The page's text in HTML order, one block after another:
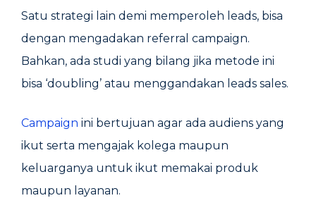
Satu strategi lain demi memperoleh leads, bisa
dengan mengadakan referral campaign.
Bahkan, ada studi yang bilang jika metode ini
bisa ‘doubling’ atau menggandakan leads sales.
Campaign ini bertujuan agar ada audiens yang
ikut serta mengajak kolega maupun
keluarganya untuk ikut memakai produk
maupun layanan.